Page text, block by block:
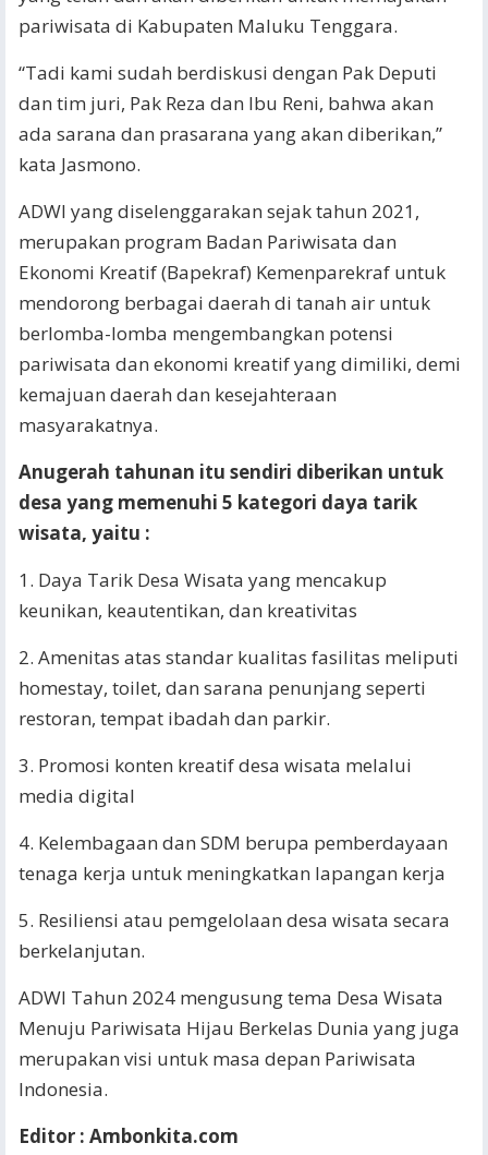
pariwisata di Kabupaten Maluku Tenggara.
“Tadi kami sudah berdiskusi dengan Pak Deputi
dan tim juri, Pak Reza dan Ibu Reni, bahwa akan
ada sarana dan prasarana yang akan diberikan,”
kata Jasmono.
ADWI yang diselenggarakan sejak tahun 2021,
merupakan program Badan Pariwisata dan
Ekonomi Kreatif (Bapekraf) Kemenparekraf untuk
mendorong berbagai daerah di tanah air untuk
berlomba-lomba mengembangkan potensi
pariwisata dan ekonomi kreatif yang dimiliki, demi
kemajuan daerah dan kesejahteraan
masyarakatnya.
Anugerah tahunan itu sendiri diberikan untuk
desa yang memenuhi 5 kategori daya tarik
wisata, yaitu :
1. Daya Tarik Desa Wisata yang mencakup
keunikan, keautentikan, dan kreativitas
2. Amenitas atas standar kualitas fasilitas meliputi
homestay, toilet, dan sarana penunjang seperti
restoran, tempat ibadah dan parkir.
3. Promosi konten kreatif desa wisata melalui
media digital
4. Kelembagaan dan SDM berupa pemberdayaan
tenaga kerja untuk meningkatkan lapangan kerja
5. Resiliensi atau pemgelolaan desa wisata secara
berkelanjutan.
ADWI Tahun 2024 mengusung tema Desa Wisata
Menuju Pariwisata Hijau Berkelas Dunia yang juga
merupakan visi untuk masa depan Pariwisata
Indonesia.
Editor : Ambonkita.com